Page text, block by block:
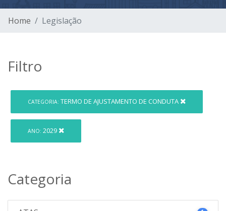
Home Legislação
Filtro
CATEGORIA: TERMO DE AJUSTAMENTO DE CONDUTA
ANO: 2029
Categoria